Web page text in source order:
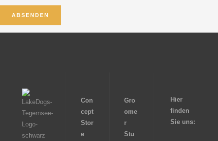
Con
cept
Stor
e
Gro
ome
r
Stu
Hier
finden
Sie uns: